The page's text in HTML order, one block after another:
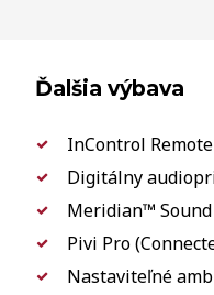
Ďalšia výbava
InControl Remote
Digitálny
Meridian™ Sound
Pivi Pro
Nastaviteľné